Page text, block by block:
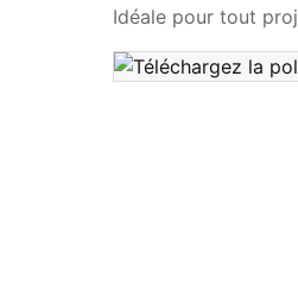
Idéale pour tout